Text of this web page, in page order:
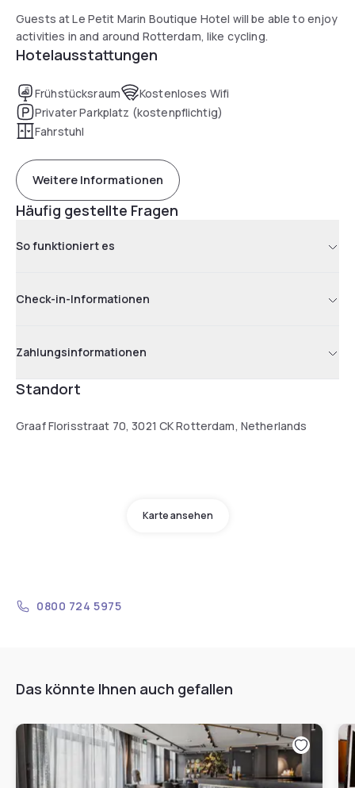
Guests at Le Petit Marin Boutique Hotel will be able to enjoy
activities in and around Rotterdam, like cycling.
Hotelausstattungen
Frühstücksraum
Kostenloses Wifi
Privater Parkplatz (kostenpflichtig)
Fahrstuhl
Weitere Informationen
Häufig gestellte Fragen
So funktioniert es
Check-in-Informationen
Zahlungsinformationen
Standort
Graaf Florisstraat 70, 3021 CK Rotterdam, Netherlands
Karte ansehen
0800 724 5975
Das könnte Ihnen auch gefallen